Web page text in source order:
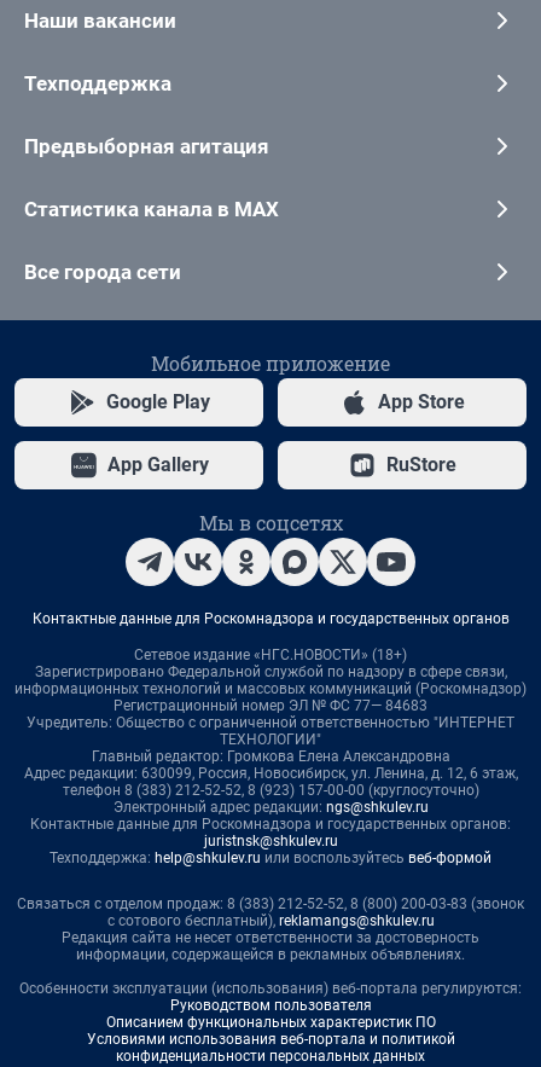
Наши вакансии
Техподдержка
Предвыборная агитация
Статистика канала в MAX
Все города сети
Мобильное приложение
Google Play App Store
App Gallery RuStore
Мы в соцсетях
Контактные данные для Роскомнадзора и государственных органов
Сетевое издание «НГС.НОВОСТИ» (18+)
Зарегистрировано Федеральной службой по надзору в сфере связи,
информационных технологий и массовых коммуникаций (Роскомнадзор)
Регистрационный номер ЭЛ № ФС 77— 84683
Учредитель: Общество с ограниченной ответственностью "ИНТЕРНЕТ
ТЕХНОЛОГИИ"
Главный редактор: Громкова Елена Александровна
Адрес редакции: 630099, Россия, Новосибирск, ул. Ленина, д. 12, 6 этаж,
телефон 8 (383) 212-52-52, 8 (923) 157-00-00 (круглосуточно)
Электронный адрес редакции: ngs@shkulev.ru
Контактные данные для Роскомнадзора и государственных органов:
juristnsk@shkulev.ru
Техподдержка: help@shkulev.ru или воспользуйтесь веб-формой
Связаться с отделом продаж: 8 (383) 212-52-52, 8 (800) 200-03-83 (звонок
с сотового бесплатный), reklamangs@shkulev.ru
Редакция сайта не несет ответственности за достоверность
информации, содержащейся в рекламных объявлениях.
Особенности эксплуатации (использования) веб-портала регулируются:
Руководством пользователя
Описанием функциональных характеристик ПО
Условиями использования веб-портала и политикой
конфиденциальности персональных данных